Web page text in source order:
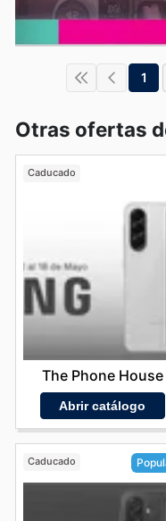
1
Otras ofertas
Caducado
The Phone House
Abrir catálogo
Caducado